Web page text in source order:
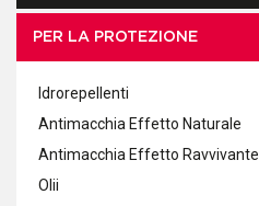
PER LA PROTEZIONE
Idrorepellenti
Antimacchia Effetto Naturale
Antimacchia Effetto Ravvivante
Olii